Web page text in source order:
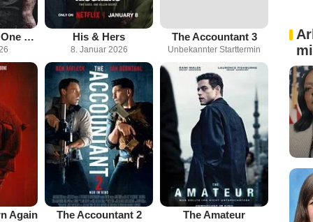
The Punisher: One Last Kill His & Hers
8. Januar 2026
The Accountant 3
Unbekannter Starttermin
Again The Accountant 2 The Amateur